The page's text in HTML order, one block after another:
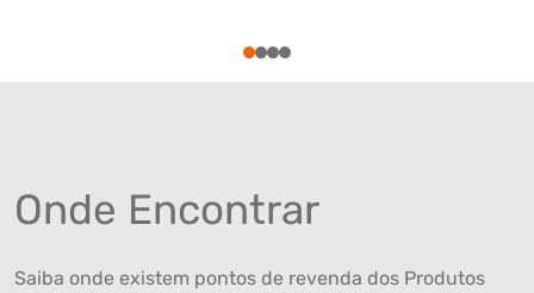
1234
Onde Encontrar
Saiba onde existem pontos de revenda dos Produtos